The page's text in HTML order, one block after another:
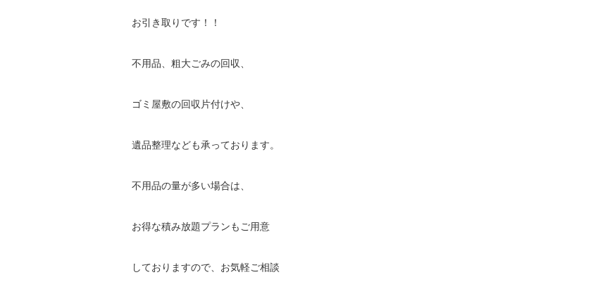
お引き取りです！！
不用品、粗大ごみの回収、
ゴミ屋敷の回収片付けや、
遺品整理なども承っております。
不用品の量が多い場合は、
お得な積み放題プランもご用意
しておりますので、お気軽ご相談